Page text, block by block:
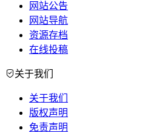
网站公告
网站导航
资源存档
在线投稿
关于我们
关于我们
版权声明
免责声明